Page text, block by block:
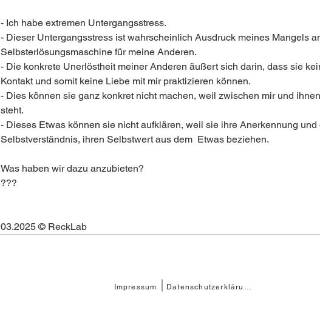
- Ich habe extremen Untergangsstress.
- Dieser Untergangsstress ist wahrscheinlich Ausdruck meines Mangels
Selbsterlösungsmaschine für meine Anderen.
- Die konkrete Unerlöstheit meiner Anderen äußert sich darin, dass sie
Kontakt und somit keine Liebe mit mir praktizieren können.
- Dies können sie ganz konkret nicht machen, weil zwischen mir und
steht.
- Dieses Etwas können sie nicht aufklären, weil sie ihre Anerkennung und
Selbstverständnis, ihren Selbstwert aus dem  Etwas beziehen.
Was haben wir dazu anzubieten?
???
03.2025 © ReckLab
Impressum